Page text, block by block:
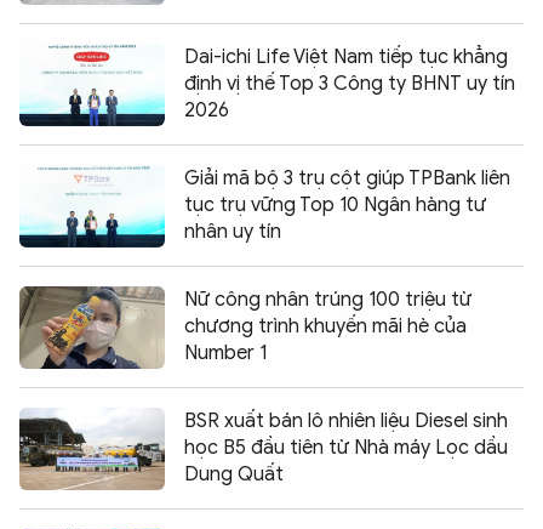
Dai-ichi Life Việt Nam tiếp tục khẳng
định vị thế Top 3 Công ty BHNT uy tín
2026
Giải mã bộ 3 trụ cột giúp TPBank liên
tục trụ vững Top 10 Ngân hàng tư
nhân uy tín
Nữ công nhân trúng 100 triệu từ
chương trình khuyến mãi hè của
Number 1
BSR xuất bán lô nhiên liệu Diesel sinh
học B5 đầu tiên từ Nhà máy Lọc dầu
Dung Quất